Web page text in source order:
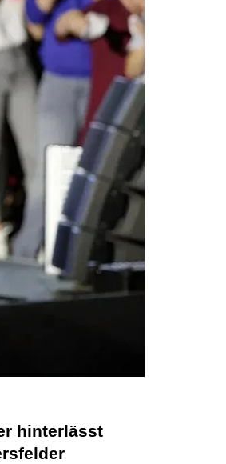
hinterlässt